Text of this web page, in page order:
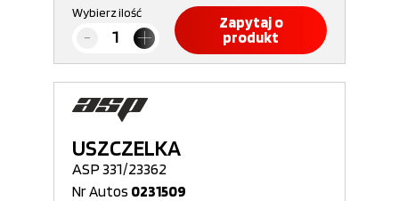
Wybierz ilość
Zapytaj o
produkt
USZCZELKA
ASP 331/23362
Nr Autos 0231509